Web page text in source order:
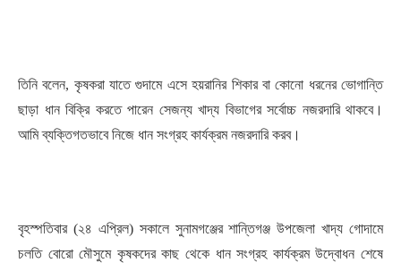
তিনি বলেন, কৃষকরা যাতে গুদামে এসে হয়রানির শিকার বা কোনো ধরনের ভোগান্তি
ছাড়া ধান বিক্রি করতে পারেন সেজন্য খাদ্য বিভাগের সর্বোচ্চ নজরদারি থাকবে।
আমি ব্যক্তিগতভাবে নিজে ধান সংগ্রহ কার্যক্রম নজরদারি করব।
বৃহস্পতিবার (২৪ এপ্রিল) সকালে সুনামগঞ্জের শান্তিগঞ্জ উপজেলা খাদ্য গোদামে
চলতি বোরো মৌসুমে কৃষকদের কাছ থেকে ধান সংগ্রহ কার্যক্রম উদ্বোধন শেষে